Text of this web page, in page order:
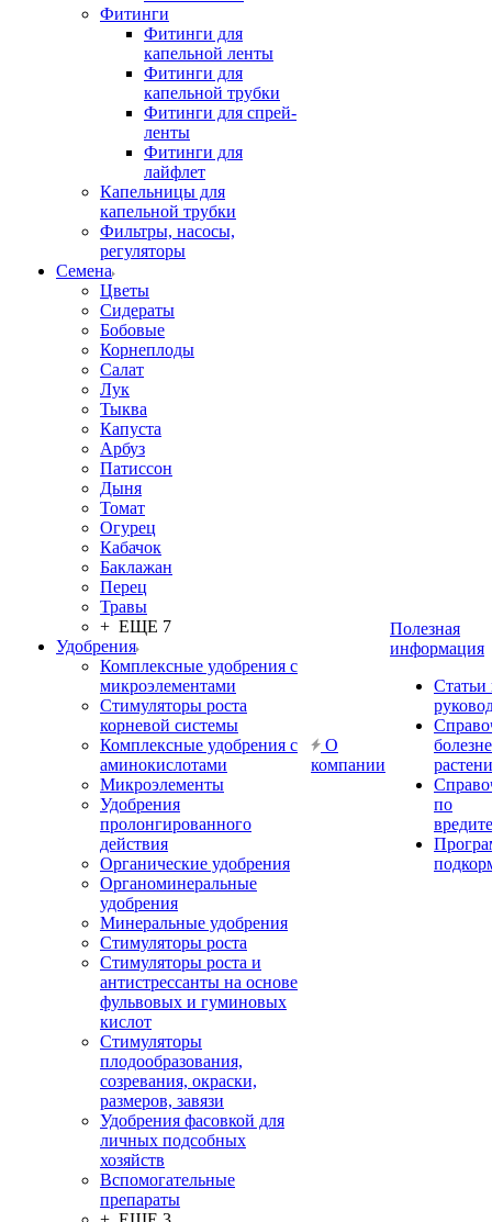
Фитинги
Фитинги для
капельной ленты
Фитинги для
капельной трубки
Фитинги для спрей-
ленты
Фитинги для
лайфлет
Капельницы для
капельной трубки
Фильтры, насосы,
регуляторы
Семена
Цветы
Сидераты
Бобовые
Корнеплоды
Салат
Лук
Тыква
Капуста
Арбуз
Патиссон
Дыня
Томат
Огурец
Кабачок
Баклажан
Перец
Травы
+ ЕЩЕ 7
Удобрения
Комплексные удобрения с
микроэлементами
Стимуляторы роста
корневой системы
Комплексные удобрения с
аминокислотами
Микроэлементы
Удобрения
пролонгированного
действия
Органические удобрения
Органоминеральные
удобрения
Минеральные удобрения
Стимуляторы роста
Стимуляторы роста и
антистрессанты на основе
фульвовых и гуминовых
кислот
Стимуляторы
плодообразования,
созревания, окраски,
размеров, завязи
Удобрения фасовкой для
личных подсобных
хозяйств
Вспомогательные
препараты
О
компании
Полезная
информация
Статьи
по